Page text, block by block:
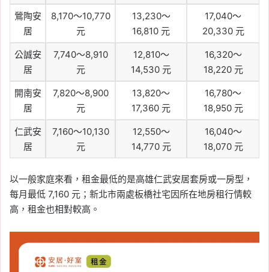
鶯陶安
居
8,170～10,770
元
13,230～
16,810 元
17,040～
20,330 元
公誠安
居
7,740～8,910
元
12,810～
14,530 元
16,320～
18,220 元
開南安
居
7,820～8,900
元
13,820～
17,360 元
16,780～
18,950 元
仁武安
居
7,160～10,130
元
12,550～
14,770 元
16,040～
18,070 元
以一般家庭來看，租金最低的是高雄仁武安居套房或一房型，
每月最低 7,160 元；新北市兩處板橋社宅因所在地房租行情較
高，租金也相對較高。